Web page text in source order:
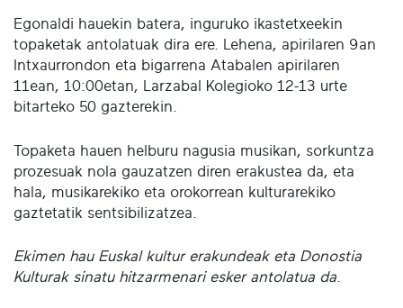
Egonaldi hauekin batera, inguruko ikastetxeekin
topaketak antolatuak dira ere. Lehena, apirilaren 9an
Intxaurrondon eta bigarrena Atabalen apirilaren
11ean, 10:00etan, Larzabal Kolegioko 12-13 urte
bitarteko 50 gazterekin.
Topaketa hauen helburu nagusia musikan, sorkuntza
prozesuak nola gauzatzen diren erakustea da, eta
hala, musikarekiko eta orokorrean kulturarekiko
gaztetatik sentsibilizatzea.
Ekimen hau Euskal kultur erakundeak eta Donostia
Kulturak sinatu hitzarmenari esker antolatua da